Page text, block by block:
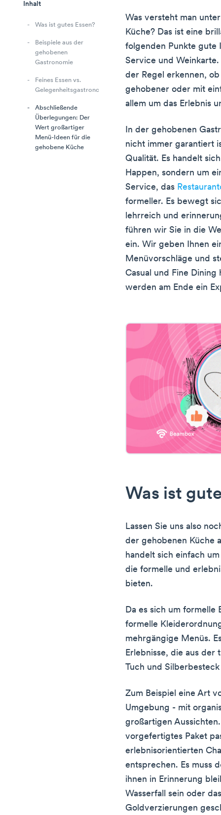
Inhalt
Was ist gutes Essen?
Beispiele aus der
gehobenen
Gastronomie
Feines Essen vs.
Gelegenheitsgastronomie
Abschließende
Überlegungen: Der
Wert großartiger
Menü-Ideen für die
gehobene Küche
Was versteht man
Küche? Das ist eine
folgenden Punkte gute
Service und
der Regel erkennen,
gehobener oder mit
allem um das Erlebnis
In der gehobenen
nicht immer garantiert
Qualität. Es handelt
Happen, sondern um
Service, das
formeller. Es bewegt
lehrreich und
führen wir Sie in die
ein. Wir geben Ihnen
Menüvorschläge und
Casual und Fine
werden am Ende ein
Was ist
Lassen Sie uns also
der gehobenen Küche
handelt sich einfach
die formelle und
bieten.
Da es sich um formelle
formelle
mehrgängige Menüs.
Erlebnisse, die aus der
Tuch und
Zum Beispiel eine Art
Umgebung - mit
großartigen
vorgefertigtes Paket
erlebnisorientierten
entsprechen. Es muss
ihnen in Erinnerung
Wasserfall sein oder
Goldverzierungen